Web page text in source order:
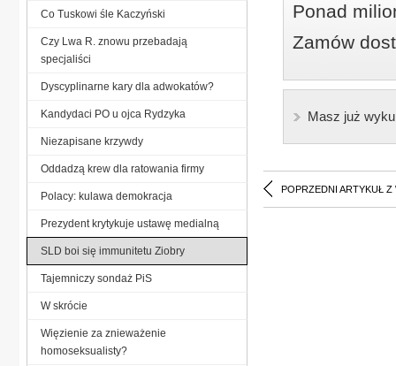
Ponad
Zamów
Masz już
POPRZEDNI ARTYKUŁ Z
Co Tuskowi śle Kaczyński
Czy Lwa R. znowu przebadają
specjaliści
Dyscyplinarne kary dla adwokatów?
Kandydaci PO u ojca Rydzyka
Niezapisane krzywdy
Oddadzą krew dla ratowania firmy
Polacy: kulawa demokracja
Prezydent krytykuje ustawę medialną
SLD boi się immunitetu Ziobry
Tajemniczy sondaż PiS
W skrócie
Więzienie za znieważenie
homoseksualisty?